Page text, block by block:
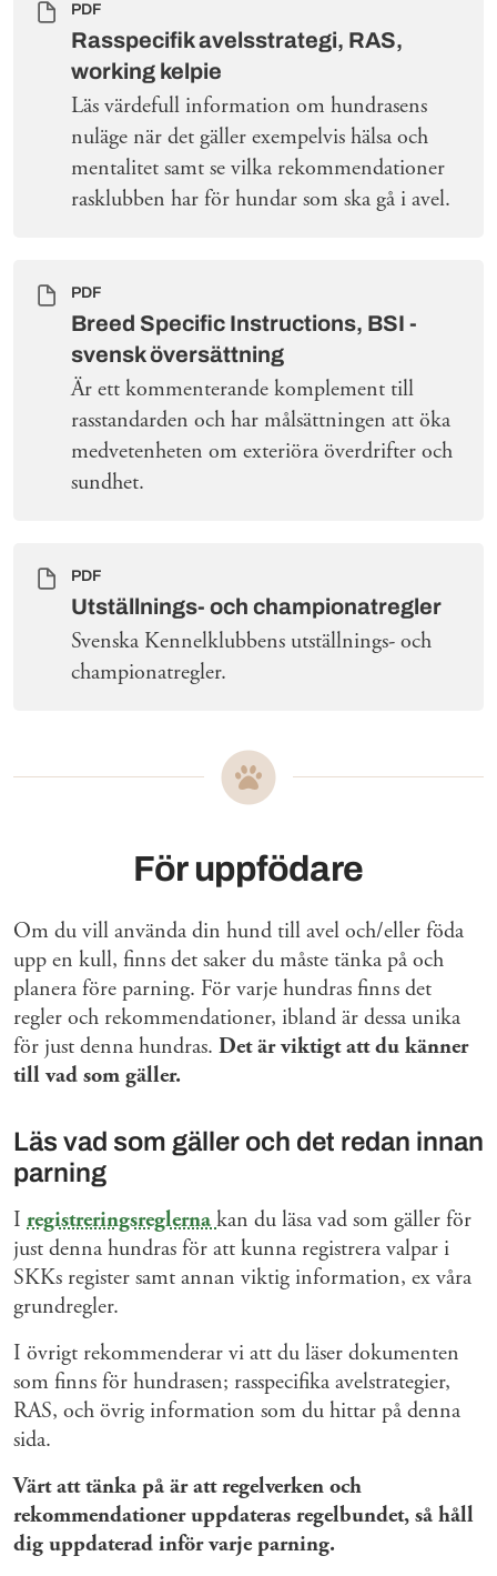
PDF
Rasspecifik avelsstrategi, RAS,
working kelpie
Läs värdefull information om hundrasens
nuläge när det gäller exempelvis hälsa och
mentalitet samt se vilka rekommendationer
rasklubben har för hundar som ska gå i avel.
PDF
Breed Specific Instructions, BSI -
svensk översättning
Är ett kommenterande komplement till
rasstandarden och har målsättningen att öka
medvetenheten om exteriöra överdrifter och
sundhet.
PDF
Utställnings- och championatregler
Svenska Kennelklubbens utställnings- och
championatregler.
För uppfödare
Om du vill använda din hund till avel och/eller föda
upp en kull, finns det saker du måste tänka på och
planera före parning. För varje hundras finns det
regler och rekommendationer, ibland är dessa unika
för just denna hundras. Det är viktigt att du känner
till vad som gäller.
Läs vad som gäller och det redan innan
parning
I registreringsreglernakan du läsa vad som gäller för
just denna hundras för att kunna registrera valpar i
SKKs register samt annan viktig information, ex våra
grundregler.
I övrigt rekommenderar vi att du läser dokumenten
som finns för hundrasen; rasspecifika avelstrategier,
RAS, och övrig information som du hittar på denna
sida.
Värt att tänka på är att regelverken och
rekommendationer uppdateras regelbundet, så håll
dig uppdaterad inför varje parning.